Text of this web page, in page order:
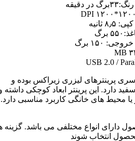
دقیقه
ثانیه
برگ
۱۵۰ برگ
زیراکس ۳۴۳۵ از سری پرینترهای لیزری زیراکس بوده و
دارد. این پرینتر ابعاد کوچکی داشته
یا محیط های خانگی کاربرد مناسبی دارد.
دارای انواع مختلفی می باشد. گزینه
انتخاب شوند